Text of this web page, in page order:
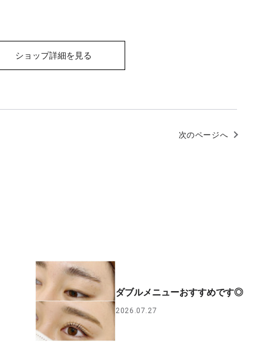
ショップ詳細を見る
次のページへ
ダブルメニューおすすめです◎
2026.07.27